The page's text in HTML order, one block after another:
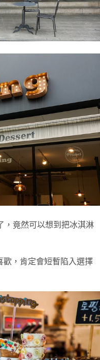
，竟然可以想到把冰淇淋
歡，肯定會短暫陷入選擇